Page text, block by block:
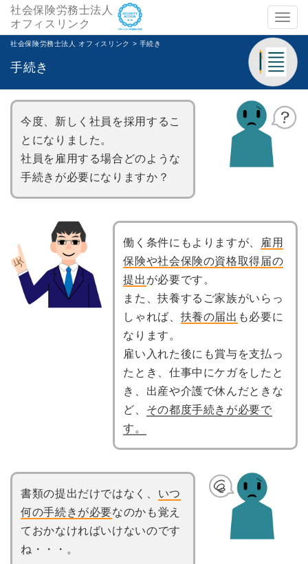
メ
ニ
ュ
ー
社会保険労務士法人
オフィスリンク
社会保険労務士法人 オフィスリンク > 手続き
手続き
今度、新しく社員を採用するこ
とになりました。
社員を雇用する場合どのような
手続きが必要になりますか？
働く条件にもよりますが、
雇用
保険や社会保険の資格取得届の
提出 が必要です。
また、扶養するご家族がいらっ
しゃれば、 扶養の届出 も必要に
なります。
雇い入れた後にも賞与を支払っ
たとき、仕事中にケガをしたと
き、出産や介護で休んだときな
ど、 その都度手続きが必要で
す。
書類の提出だけではなく、 いつ
何の手続きが必要なのかも覚え
ておかなければいけないのです
ね・・・。